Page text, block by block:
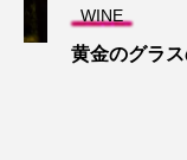
WINE
黄金のグラ